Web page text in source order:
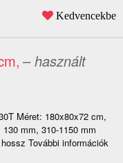
Kedvencekbe
– használt
Méret: 180x80x72 cm,
mm, 310-1150 mm
További információk